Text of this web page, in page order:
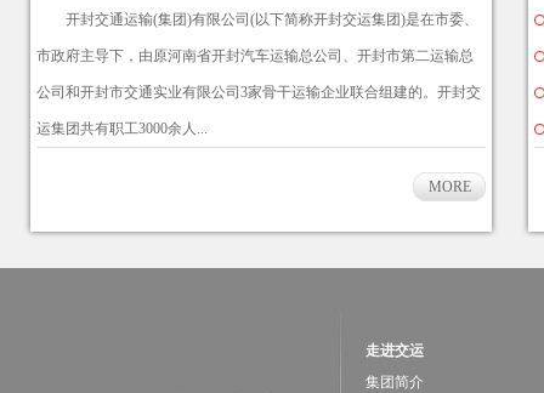
开封交通运输(集团)有限公司(以下简称开封交运集团)是在市委、
市政府主导下，由原河南省开封汽车运输总公司、开封市第二运输总
公司和开封市交通实业有限公司3家骨干运输企业联合组建的。开封交
运集团共有职工3000余人...
MORE
走进交运
集团简介